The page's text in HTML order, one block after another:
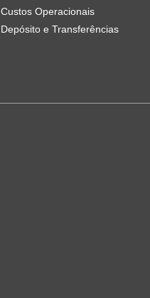
Custos Operacionais
Depósito e Transferências